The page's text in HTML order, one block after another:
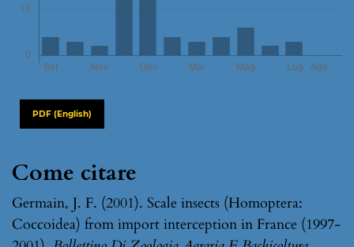
Come citare
Germain, J. F. (2001). Scale insects (Homoptera:
Coccoidea) from import interception in France (1997-
PDF (English)